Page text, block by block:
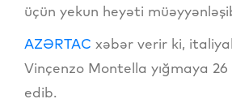
üçün yekun heyəti
AZƏRTAC xəbər verir ki,
Vinçenzo Montella yığmaya
edib.